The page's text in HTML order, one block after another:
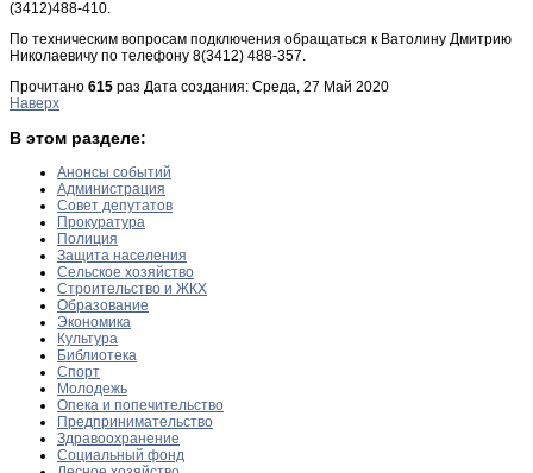
(3412)488-410.
По техническим вопросам подключения обращаться к Ватолину Дмитрию
Николаевичу по телефону 8(3412) 488-357.
Прочитано 615 раз Дата создания: Среда, 27 Май 2020
Наверх
В этом разделе:
Анонсы событий
Администрация
Совет депутатов
Прокуратура
Полиция
Защита населения
Сельское хозяйство
Строительство и ЖКХ
Образование
Экономика
Культура
Библиотека
Спорт
Молодежь
Опека и попечительство
Предпринимательство
Здравоохранение
Социальный фонд